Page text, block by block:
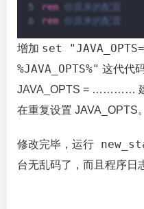
rem 你原来的配置
rem 你原来的配置
增加 set
%JAVA_OPTS%" 这代代
JAVA_OPTS = …………
在重复设置 JAVA_OPTS。
修改完毕，运行
台无乱码了，而且程序日